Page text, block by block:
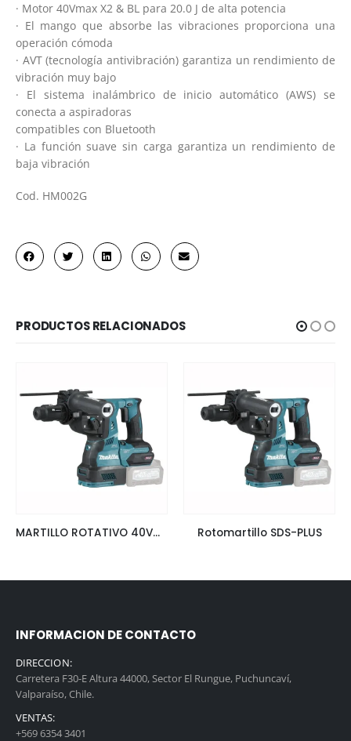
· Motor 40Vmax X2 & BL para 20.0 J de alta potencia
· El mango que absorbe las vibraciones proporciona una
operación cómoda
· AVT (tecnología antivibración) garantiza un rendimiento de
vibración muy bajo
· El sistema inalámbrico de inicio automático (AWS) se
conecta a aspiradoras
compatibles con Bluetooth
· La función suave sin carga garantiza un rendimiento de
baja vibración
Cod. HM002G
PRODUCTOS RELACIONADOS
MARTILLO ROTATIVO 40Vmax BL XGT HR004GZ Rotomartillo SDS-PLUS
INFORMACION DE CONTACTO
DIRECCION:
Carretera F30-E Altura 44000, Sector El Rungue, Puchuncaví,
Valparaíso, Chile.
VENTAS:
+569 6354 3401